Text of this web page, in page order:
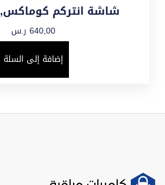
شاشة انتركم كوماكس,CDV-70MH
640,00 ر.س
إضافة إلى السلة